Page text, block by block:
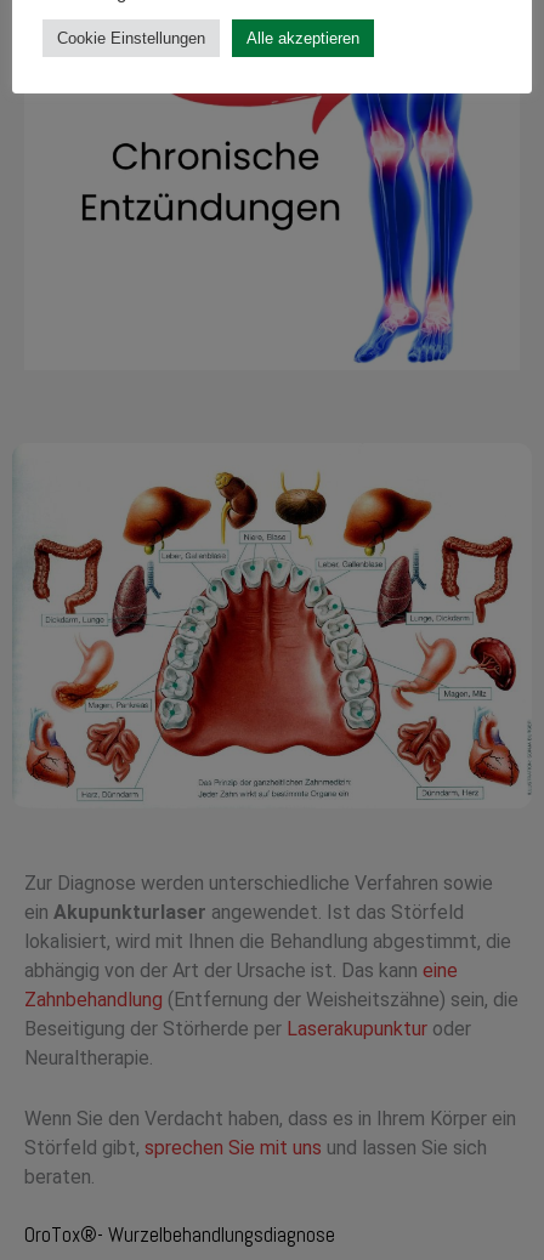
Zur Diagnose werden unterschiedliche Verfahren sowie
ein Akupunkturlaser angewendet. Ist das Störfeld
lokalisiert, wird mit Ihnen die Behandlung abgestimmt, die
abhängig von der Art der Ursache ist. Das kann eine
Zahnbehandlung (Entfernung der Weisheitszähne) sein, die
Beseitigung der Störherde per Laserakupunktur oder
Neuraltherapie.
Wenn Sie den Verdacht haben, dass es in Ihrem Körper ein
Störfeld gibt, sprechen Sie mit uns und lassen Sie sich
beraten.
OroTox®- Wurzelbehandlungsdiagnose
Cookie Einstellungen Alle akzeptieren